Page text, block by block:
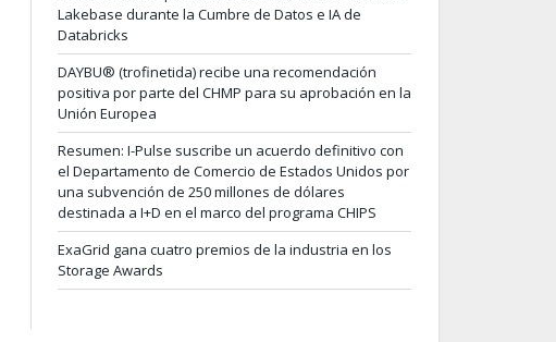
Lakebase durante la Cumbre de Datos e IA de
Databricks
DAYBU® (trofinetida) recibe una recomendación
positiva por parte del CHMP para su aprobación en la
Unión Europea
Resumen: I-Pulse suscribe un acuerdo definitivo con
el Departamento de Comercio de Estados Unidos por
una subvención de 250 millones de dólares
destinada a I+D en el marco del programa CHIPS
ExaGrid gana cuatro premios de la industria en los
Storage Awards